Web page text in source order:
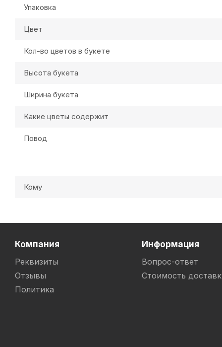
Упаковка
Цвет
Кол-во цветов в букете
Высота букета
Ширина букета
Какие цветы содержит
Повод
Кому
Компания
Реквизиты
Отзывы
Политика
Информация
Вопрос-ответ
Стоимость